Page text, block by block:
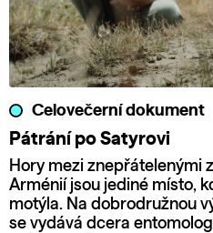
Celovečerní dokument
Pátrání po Satyrovi
Hory mezi znepřátelenými
Arménií jsou jediné místo,
motýla. Na dobrodružnou
se vydává dcera